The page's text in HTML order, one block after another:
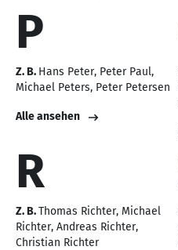
P
Z. B. Hans Peter Peter Paul
Michael Peters Peter Petersen
Alle ansehen
R
Z. B.Thomas Richter Michael
Richter Andreas Richter
Christian Richter